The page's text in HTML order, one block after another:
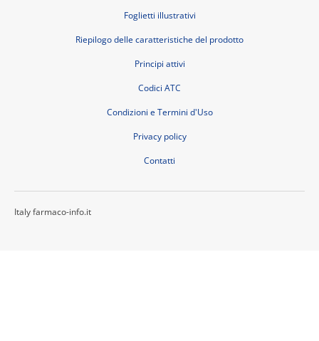
Foglietti illustrativi
Riepilogo delle caratteristiche del prodotto
Principi attivi
Codici ATC
Condizioni e Termini d'Uso
Privacy policy
Contatti
Italy farmaco-info.it